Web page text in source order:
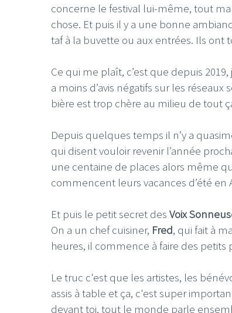
concerne le festival lui-même, tout
chose. Et puis il y a une bonne
taf à la buvette ou aux entrées. Ils ont
Ce qui me plaît, c’est que depuis
a moins d’avis négatifs sur les
bière est trop chère au milieu de tout
Depuis quelques temps il n’y a
qui disent vouloir revenir l’année
une centaine de places alors même
commencent leurs vacances d’été en
Et puis le petit secret des Voix
On a un chef cuisiner, Fred, qui fait à
heures, il commence à faire des petits
Le truc c'est que les artistes, les
assis à table et ça, c'est super
devant toi, tout le monde parle